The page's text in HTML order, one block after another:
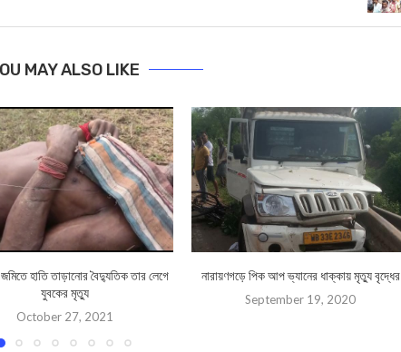
MAY ALSO LIKE
জমিতে হাতি তাড়ানোর বৈদ্যুতিক তার লেগে
যুবকের মৃত্যু
October 27, 2021
নারায়ণগড়ে পিক আপ ভ্যানের ধাক্কায় মৃত্যু বৃদ্ধের
September 19, 2020